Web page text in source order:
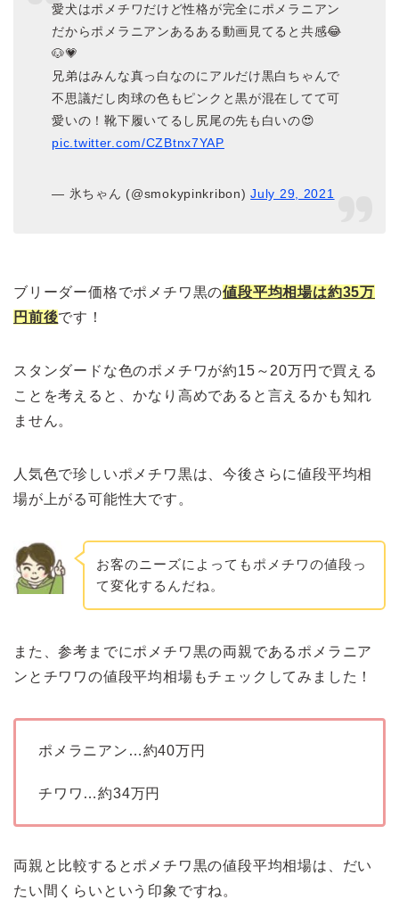
愛犬はポメチワだけど性格が完全にポメラニアン
だからポメラニアンあるある動画見てると共感😂
🐶💗
兄弟はみんな真っ白なのにアルだけ黒白ちゃんで
不思議だし肉球の色もピンクと黒が混在してて可
愛いの！靴下履いてるし尻尾の先も白いの😍
pic.twitter.com/CZBtnx7YAP
— 氷ちゃん (@smokypinkribon)July 29, 2021
ブリーダー価格でポメチワ黒の値段平均相場は約35万
円前後です！
スタンダードな色のポメチワが約15～20万円で買える
ことを考えると、かなり高めであると言えるかも知れ
ません。
人気色で珍しいポメチワ黒は、今後さらに値段平均相
場が上がる可能性大です。
お客のニーズによってもポメチワの値段っ
て変化するんだね。
また、参考までにポメチワ黒の両親であるポメラニア
ンとチワワの値段平均相場もチェックしてみました！
ポメラニアン…約40万円
チワワ…約34万円
両親と比較するとポメチワ黒の値段平均相場は、だい
たい間くらいという印象ですね。